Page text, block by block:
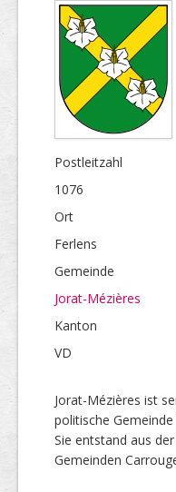
Postleitzahl
1076
Ort
Ferlens
Gemeinde
Jorat-Mézières
Kanton
VD
Jorat-Mézières ist
politische
Sie entstand aus
Gemeinden